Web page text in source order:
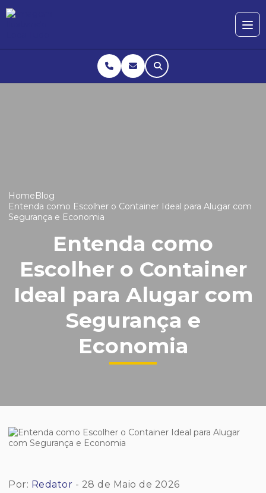
HomeBlog
Entenda como Escolher o Container Ideal para Alugar com
Segurança e Economia
Entenda como
Escolher o Container
Ideal para Alugar com
Segurança e
Economia
Por: Redator - 28 de Maio de 2026